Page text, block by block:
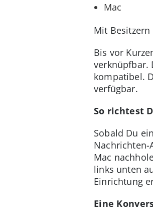
Mac
Mit
Bis vor
verknüpfbar.
kompatibel.
verfügbar.
So richtest
Sobald Du
Nachrichten-
Mac
links unten
Einrichtung
Eine